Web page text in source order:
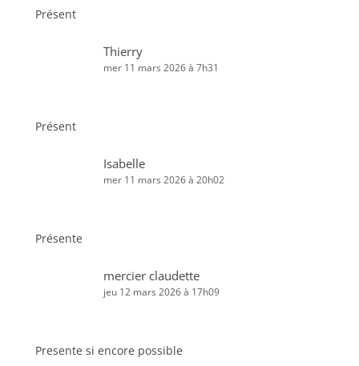
Présent
Thierry
mer 11 mars 2026 à 7h31
Présent
Isabelle
mer 11 mars 2026 à 20h02
Présente
mercier claudette
jeu 12 mars 2026 à 17h09
Presente si encore possible